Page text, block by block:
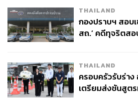
พื้นฐานของทุกอย่างมีความสำคัญ สต
แรกเริ่มไปจนถึงตลอดเส้นทาง เพื่อใ
บริษัทจะยกระดับแบรนด์ได้เสมอ ซึ่งจ
ทศวรรษ วินเซนต์ชี้ว่าแม้ Apple จะได้
กว้างขวางว่าเป็นหนึ่งในบริษัทที่ขับ
ที่สุดในโลก แต่ทุกครั้งที่มีการพัฒนา
ว่า “แล้วแบรนด์จะได้ประโยชน์อะไร
THAILAND
กองปราบฯ สอบ
สถ.’ คดีทุจริตส
THAILAND
ครอบครัวรับร่าง
เตรียมส่งชันสูต